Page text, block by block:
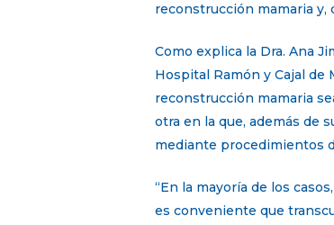
reconstrucción mamaria y,
Como explica la Dra. Ana
Hospital Ramón y Cajal
reconstrucción mamaria
otra en la que, además de
mediante procedimientos
“En la mayoría de los
es conveniente que